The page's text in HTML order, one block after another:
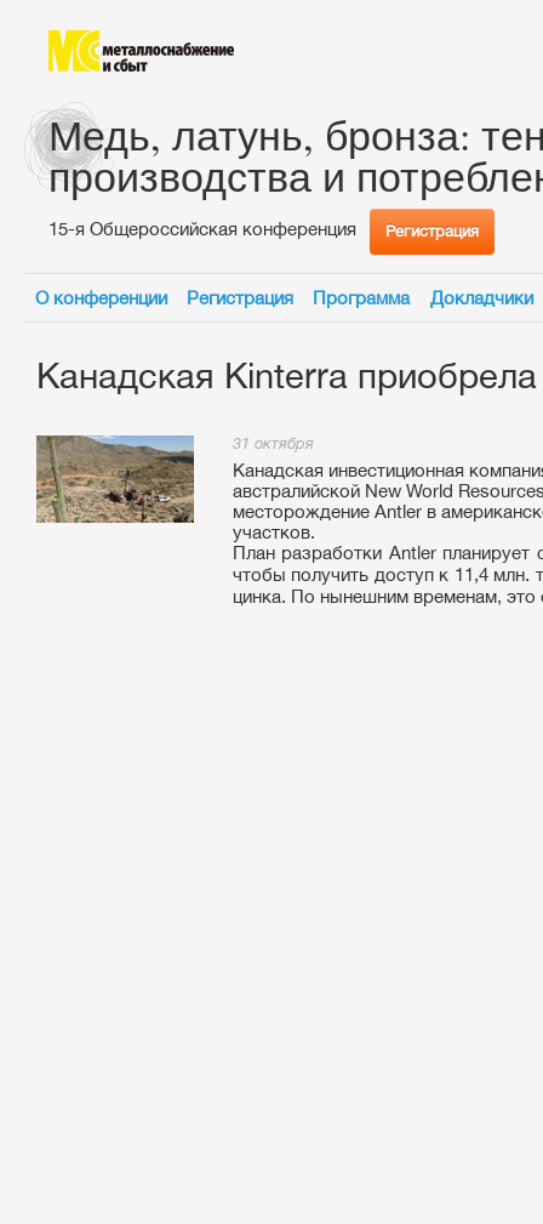
Медь, латунь, бронза:
производства и
15-я Общероссийская конференция Регистрация
О конференции Регистрация Программа Докладчики
Канадская Kinterra
31 октября
Канадская инвестиционная
австралийской New World
месторождение Antler в
участков.
План разработки Antler планирует
чтобы получить доступ к 11,4
цинка. По нынешним временам, это